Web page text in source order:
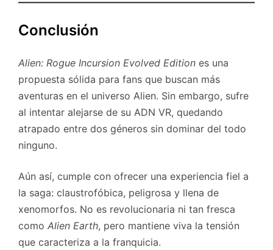
Conclusión
Alien: Rogue Incursion Evolved Edition es una
propuesta sólida para fans que buscan más
aventuras en el universo Alien. Sin embargo, sufre
al intentar alejarse de su ADN VR, quedando
atrapado entre dos géneros sin dominar del todo
ninguno.
Aún así, cumple con ofrecer una experiencia fiel a
la saga: claustrofóbica, peligrosa y llena de
xenomorfos. No es revolucionaria ni tan fresca
como Alien Earth, pero mantiene viva la tensión
que caracteriza a la franquicia.